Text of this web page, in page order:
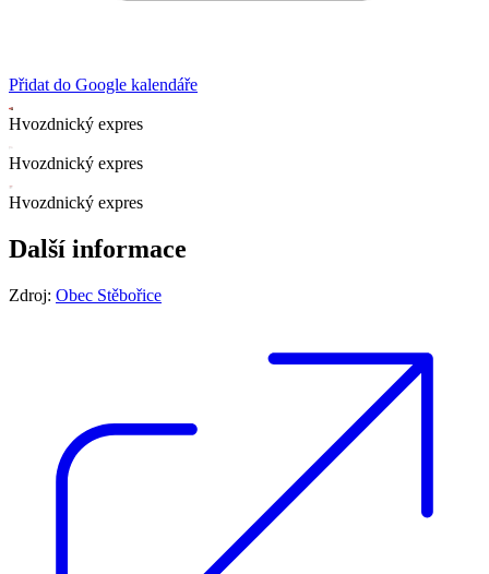
Přidat do Google kalendáře
Hvozdnický expres
Hvozdnický expres
Hvozdnický expres
Další informace
Zdroj: Obec Stěbořice